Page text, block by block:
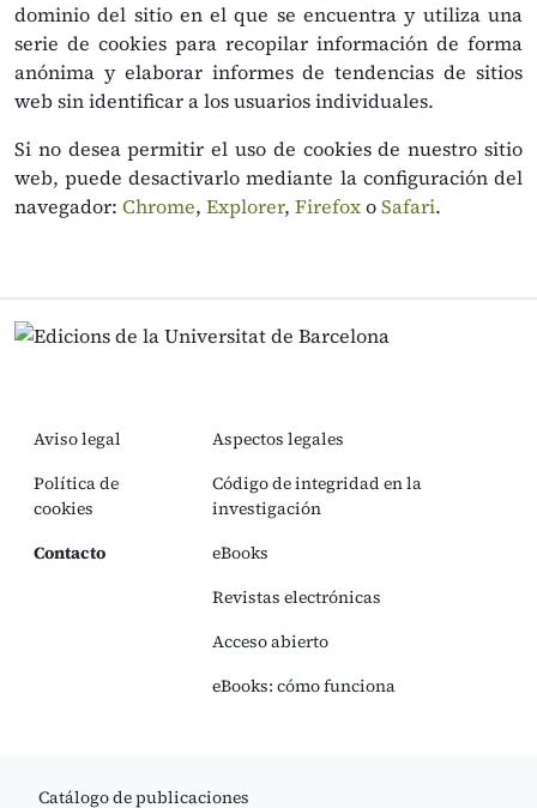
dominio del sitio en el que se encuentra y utiliza una
serie de cookies para recopilar información de forma
anónima y elaborar informes de tendencias de sitios
web sin identificar a los usuarios individuales.
Si no desea permitir el uso de cookies de nuestro sitio
web, puede desactivarlo mediante la configuración del
navegador: Chrome, Explorer, FirefoxoSafari.
Aviso legal
Política de
cookies
Contacto
Aspectos legales
Código de integridad en la
investigación
eBooks
Revistas electrónicas
Acceso abierto
eBooks: cómo funciona
Catálogo de publicaciones